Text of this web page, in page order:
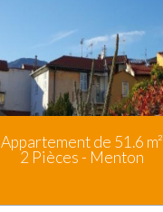
Appartement de 51.6 m²
2 Pièces - Menton